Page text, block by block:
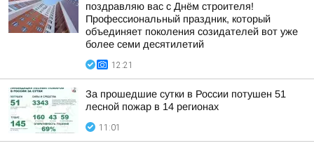
поздравляю вас с Днём строителя!
Профессиональный праздник, который
объединяет поколения созидателей вот уже
более семи десятилетий
12:21
За прошедшие сутки в России потушен 51
лесной пожар в 14 регионах
11:01